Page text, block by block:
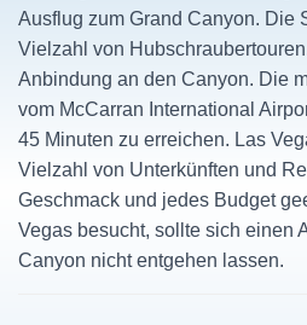
Ausflug zum Grand Canyon. Die
Vielzahl von
Anbindung an den Canyon. Die
vom McCarran International
45 Minuten zu erreichen. Las
Vielzahl von Unterkünften und
Geschmack und jedes Budget
Vegas besucht, sollte sich einen
Canyon nicht entgehen lassen.